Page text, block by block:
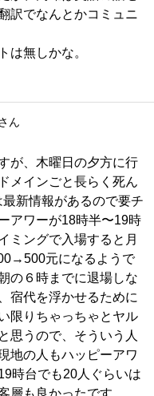
訳でなんとかコミュニ
は無しかな。
ん
が、木曜日の夕方に行
メインごと長らく死ん
新情報があるので要チ
アワーが18時半〜19時
ミングで入場すると月
元になるようで
の６時までに退場しな
宿代を浮かせるために
限りちゃっちゃとヤル
思うので、そういう人
地の人もハッピーアワ
時台でも20人ぐらいは
層も良かったです。